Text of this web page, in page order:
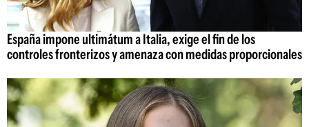
España impone ultimátum a Italia, exige el fin de los
controles fronterizos y amenaza con medidas proporcionales